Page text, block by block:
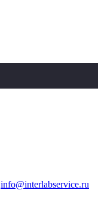
info@interlabservice.ru